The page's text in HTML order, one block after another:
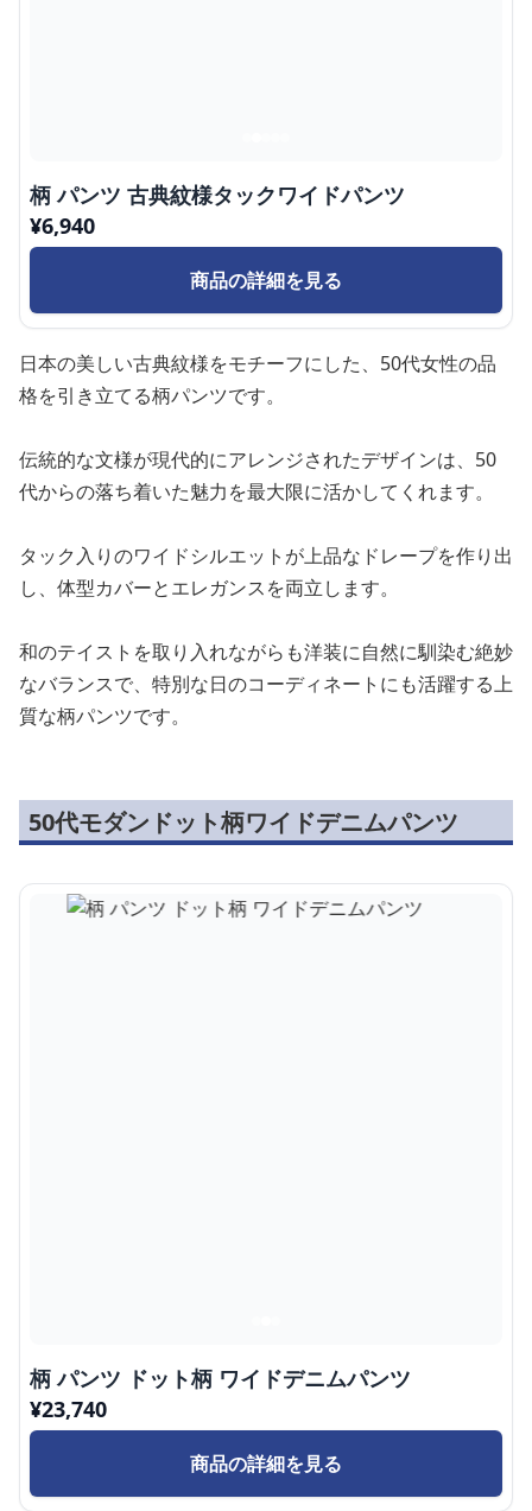
柄 パンツ 古典紋様タックワイドパンツ
¥6,940
商品の詳細を見る
日本の美しい古典紋様をモチーフにした、50代女性の品
格を引き立てる柄パンツです。
伝統的な文様が現代的にアレンジされたデザインは、50
代からの落ち着いた魅力を最大限に活かしてくれます。
タック入りのワイドシルエットが上品なドレープを作り出
し、体型カバーとエレガンスを両立します。
和のテイストを取り入れながらも洋装に自然に馴染む絶妙
なバランスで、特別な日のコーディネートにも活躍する上
質な柄パンツです。
50代モダンドット柄ワイドデニムパンツ
柄 パンツ ドット柄 ワイドデニムパンツ
¥23,740
商品の詳細を見る